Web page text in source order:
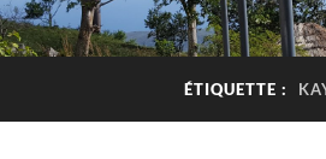
ÉTIQUETTE :